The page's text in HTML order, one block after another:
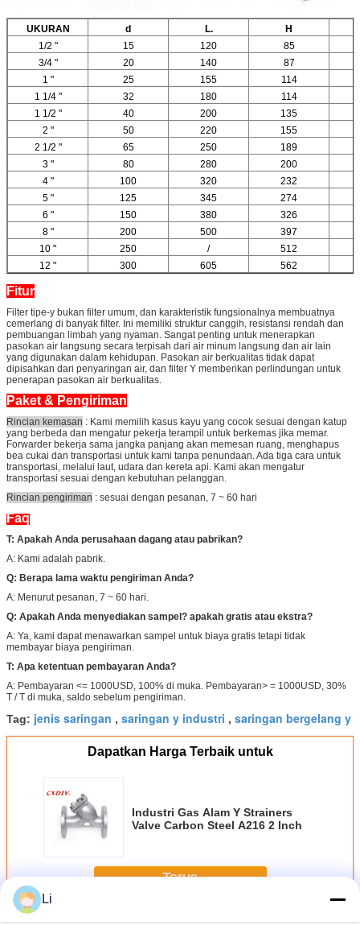
UKURAN d L.
H
1/2 "
15 120
85
3/4 "
20 140
87
1 "
25 155
114
1 1/4 "
32 180
114
1 1/2 "
40 200
135
2 "
50 220
155
2 1/2 "
65 250
189
3 "
80 280
200
4 "
100 320
232
5 "
125 345
274
6 "
150 380
326
8 "
200 500
397
10 "
250 /
512
12 "
300 605 562
Fitur
Filter tipe-y bukan filter umum, dan karakteristik fungsionalnya membuatnya
cemerlang di banyak filter. Ini memiliki struktur canggih, resistansi rendah dan
pembuangan limbah yang nyaman. Sangat penting untuk menerapkan
pasokan air langsung secara terpisah dari air minum langsung dan air lain
yang digunakan dalam kehidupan. Pasokan air berkualitas tidak dapat
dipisahkan dari penyaringan air, dan filter Y memberikan perlindungan untuk
penerapan pasokan air berkualitas.
Paket & Pengiriman
Rincian kemasan : Kami memilih kasus kayu yang cocok sesuai dengan katup
yang berbeda dan mengatur pekerja terampil untuk berkemas jika memar.
Forwarder bekerja sama jangka panjang akan memesan ruang, menghapus
bea cukai dan transportasi untuk kami tanpa penundaan. Ada tiga cara untuk
transportasi, melalui laut, udara dan kereta api. Kami akan mengatur
transportasi sesuai dengan kebutuhan pelanggan.
Rincian pengiriman : sesuai dengan pesanan, 7 ~ 60 hari
Faq
T: Apakah Anda perusahaan dagang atau pabrikan?
A: Kami adalah pabrik.
Q: Berapa lama waktu pengiriman Anda?
A: Menurut pesanan, 7 ~ 60 hari.
Q: Apakah Anda menyediakan sampel? apakah gratis atau ekstra?
A: Ya, kami dapat menawarkan sampel untuk biaya gratis tetapi tidak
membayar biaya pengiriman.
T: Apa ketentuan pembayaran Anda?
A: Pembayaran <= 1000USD, 100% di muka. Pembayaran> = 1000USD, 30%
T / T di muka, saldo sebelum pengiriman.
Tag: jenis saringan , saringan y industri , saringan bergelang y
Dapatkan Harga Terbaik untuk
Industri Gas Alam Y Strainers
Valve Carbon Steel A216 2 Inch
Terus
Li